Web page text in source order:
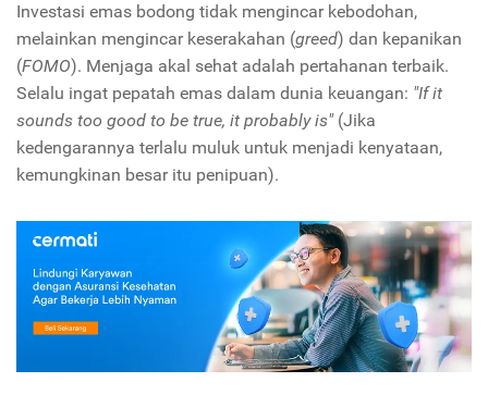
Investasi emas bodong tidak mengincar kebodohan,
melainkan mengincar keserakahan (greed) dan kepanikan
(FOMO). Menjaga akal sehat adalah pertahanan terbaik.
Selalu ingat pepatah emas dalam dunia keuangan: "If it
sounds too good to be true, it probably is"(Jika
kedengarannya terlalu muluk untuk menjadi kenyataan,
kemungkinan besar itu penipuan).